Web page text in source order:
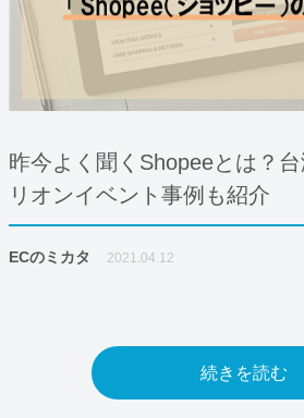
昨今よく聞くShopeeとは？
リオンイベント事例も紹介
ECのミカタ 2021.04.12
続きを読む